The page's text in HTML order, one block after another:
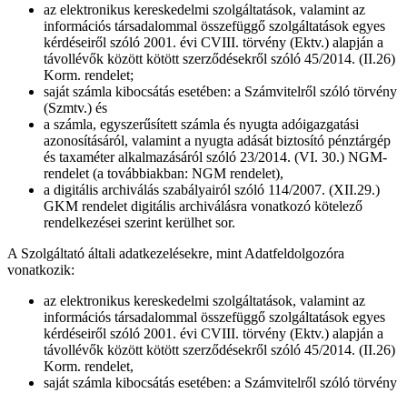
az elektronikus kereskedelmi szolgáltatások, valamint az
információs társadalommal összefüggő szolgáltatások egyes
kérdéseiről szóló 2001. évi CVIII. törvény (Ektv.) alapján a
távollévők között kötött szerződésekről szóló 45/2014. (II.26)
Korm. rendelet;
saját számla kibocsátás esetében: a Számvitelről szóló törvény
(Szmtv.) és
a számla, egyszerűsített számla és nyugta adóigazgatási
azonosításáról, valamint a nyugta adását biztosító pénztárgép
és taxaméter alkalmazásáról szóló 23/2014. (VI. 30.) NGM-
rendelet (a továbbiakban: NGM rendelet),
a digitális archiválás szabályairól szóló 114/2007. (XII.29.)
GKM rendelet digitális archiválásra vonatkozó kötelező
rendelkezései szerint kerülhet sor.
A Szolgáltató általi adatkezelésekre, mint Adatfeldolgozóra
vonatkozik:
az elektronikus kereskedelmi szolgáltatások, valamint az
információs társadalommal összefüggő szolgáltatások egyes
kérdéseiről szóló 2001. évi CVIII. törvény (Ektv.) alapján a
távollévők között kötött szerződésekről szóló 45/2014. (II.26)
Korm. rendelet,
saját számla kibocsátás esetében: a Számvitelről szóló törvény